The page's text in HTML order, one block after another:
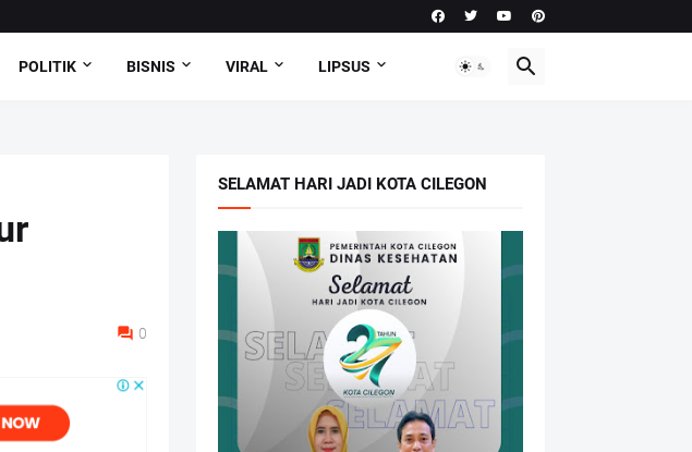
POLITIK BISNIS VIRAL LIPSUS
0
SELAMAT HARI JADI KOTA CILEGON